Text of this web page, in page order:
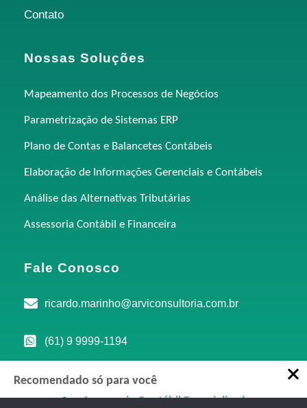
Contato
Nossas Soluções
Mapeamento dos Processos de Negócios
Parametrização de Sistemas ERP
Plano de Contas e Balancetes Contábeis
Elaboração de Informações Gerenciais e Contábeis
Análise das Alternativas Tributárias
Assessoria Contábil e Financeira
Fale Conosco
ricardo.marinho@arviconsultoria.com.br
(61) 9 9999-1194
Avenida D, n° 419, Sala 401 - Edifício Comercial
Marista, Goiânia-GO, 74150-040
Recomendado só para você
Assessoria Contábil Especializada em